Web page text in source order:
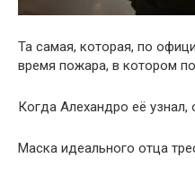
Та самая, которая, по
время пожара, в котором
Когда Алехандро её узнал,
Маска идеального отца